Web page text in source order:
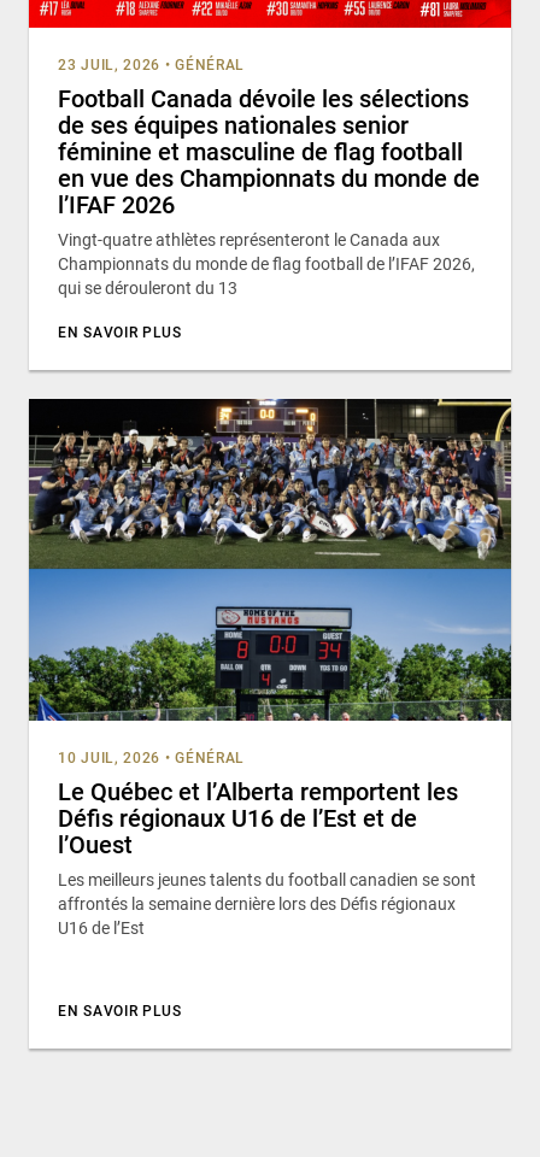
23 JUIL, 2026 • GÉNÉRAL
Football Canada dévoile les sélections
de ses équipes nationales senior
féminine et masculine de flag football
en vue des Championnats du monde de
l’IFAF 2026
Vingt-quatre athlètes représenteront le Canada aux
Championnats du monde de flag football de l’IFAF 2026,
qui se dérouleront du 13
EN SAVOIR PLUS
10 JUIL, 2026 • GÉNÉRAL
Le Québec et l’Alberta remportent les
Défis régionaux U16 de l’Est et de
l’Ouest
Les meilleurs jeunes talents du football canadien se sont
affrontés la semaine dernière lors des Défis régionaux
U16 de l’Est
EN SAVOIR PLUS